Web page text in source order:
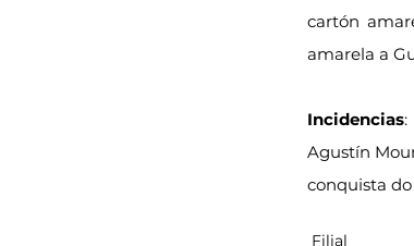
cartón
amarela a
Incidencias:
Agustín
conquista
Filial